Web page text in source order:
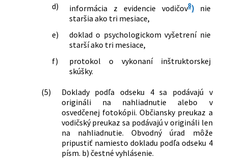
d)
informácia z evidencie vodičov8)nie
staršia ako tri mesiace,
e)
doklad o psychologickom vyšetrení nie
starší ako tri mesiace,
f)
protokol o vykonaní inštruktorskej
skúšky.
(5)
Doklady podľa odseku 4 sa podávajú v
origináli na nahliadnutie alebo v
osvedčenej fotokópii. Občiansky preukaz a
vodičský preukaz sa podávajú v origináli len
na nahliadnutie. Obvodný úrad môže
pripustiť namiesto dokladu podľa odseku 4
písm. b) čestné vyhlásenie.